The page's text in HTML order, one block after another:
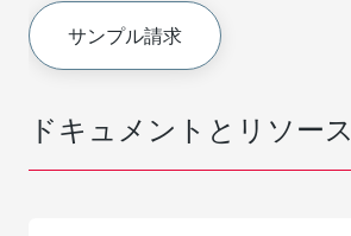
ドキュメントとリソース
サンプル請求